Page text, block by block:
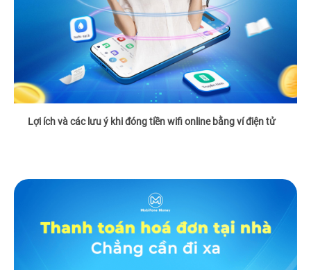
Lợi ích và các lưu ý khi đóng tiền wifi online bằng ví điện tử